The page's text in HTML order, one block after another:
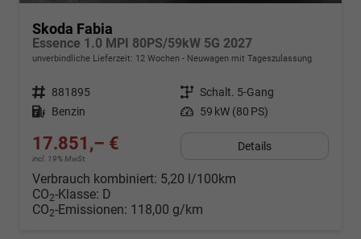
Skoda Fabia
Essence 1.0 MPI 80PS/59kW 5G 2027
unverbindliche Lieferzeit: 12 Wochen Neuwagen mit Tageszulassung
Fahrzeugnr. 881895 Getriebe Schalt. 5-Gang
Kraftstoff Benzin Leistung 59 kW (80 PS)
17.851,– €
incl. 19% MwSt.
Details
Verbrauch kombiniert: 5,20 l/100km
CO2-Klasse: D
CO2-Emissionen: 118,00 g/km